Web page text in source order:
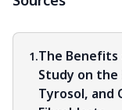
1.The Benefits
Study on
Tyrosol, and